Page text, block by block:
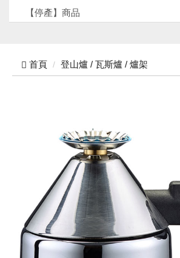
【停產】商品
首頁 登山爐 / 瓦斯爐 / 爐架